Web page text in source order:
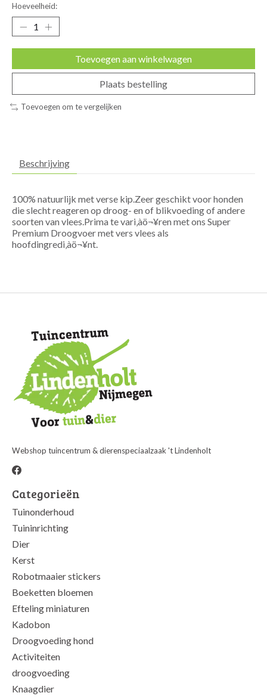
Hoeveelheid:
Toevoegen aan winkelwagen
Plaats bestelling
Toevoegen om te vergelijken
Beschrijving
100% natuurlijk met verse kip.Zeer geschikt voor honden
die slecht reageren op droog- en of blikvoeding of andere
soorten van vlees.Prima te vari‚àö¬¥ren met ons Super
Premium Droogvoer met vers vlees als
hoofdingredi‚àö¬¥nt.
Webshop tuincentrum & dierenspeciaalzaak 't Lindenholt
Categorieën
Tuinonderhoud
Tuininrichting
Dier
Kerst
Robotmaaier stickers
Boeketten bloemen
Efteling miniaturen
Kadobon
Droogvoeding hond
Activiteiten
droogvoeding
Knaagdier